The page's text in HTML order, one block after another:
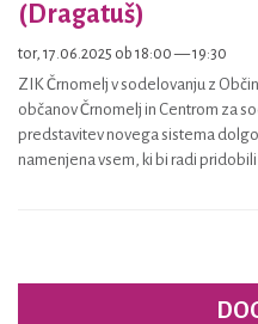
(Dragatuš)
tor, 17.06.2025 ob 18:00 — 19:30
ZIK Črnomelj v sodelovanju z
občanov Črnomelj in Centrom za
predstavitev novega sistema
namenjena vsem, ki bi radi